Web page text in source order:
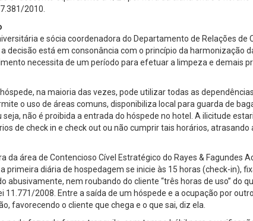
2010.
e sócia coordenadora do Departamento de Relações de
decisão está em consonância com o princípio da harmonização
necessita de um período para efetuar a limpeza e demais
na maioria das vezes, pode utilizar todas as
o uso de áreas comuns, disponibiliza local para guarda de
seja, não é proibida a entrada do hóspede no hotel. A ilicitude
de check in e check out ou não cumprir tais horários,
da área de Contencioso Cível Estratégico do Rayes & Fagundes
primeira diária de hospedagem se inicie às 15 horas (check-in),
abusivamente, nem roubando do cliente “três horas de uso” do
11.771/2008. Entre a saída de um hóspede e a ocupação por
favorecendo o cliente que chega e o que sai, diz ela.